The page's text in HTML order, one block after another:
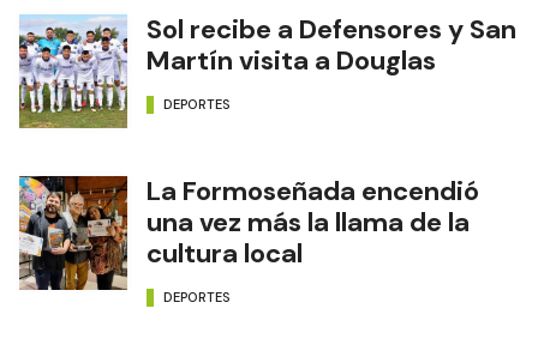
Sol recibe a Defensores y San
Martín visita a Douglas
DEPORTES
La Formoseñada encendió
una vez más la llama de la
cultura local
DEPORTES